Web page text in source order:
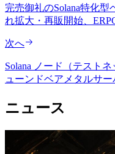
完売御礼のSolana特化
れ拡大・再販開始、
次へ
Solana ノード（テスト
ューンドベアメタルサ
ニュース